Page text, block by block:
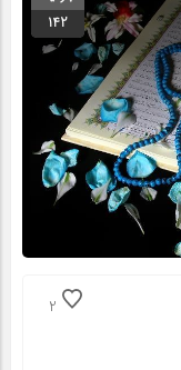
142
2